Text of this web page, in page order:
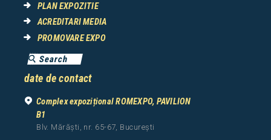
PLAN EXPOZITIE
ACREDITARI MEDIA
PROMOVARE EXPO
date de contact
Complex expozițional ROMEXPO, PAVILION
B1
Blv. Mărăști, nr. 65-67, București